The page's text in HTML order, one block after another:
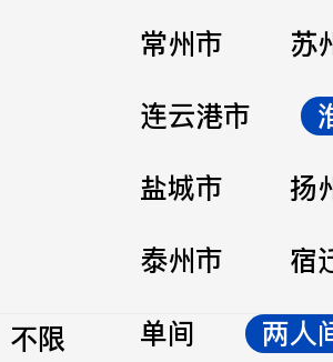
常州市
苏
连云港市
盐城市
扬
泰州市
宿
不限 单间
两人